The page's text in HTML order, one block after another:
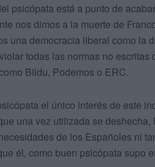
psicópata está a punto de
nos dimos a la muerte de
una democracia liberal como la
todas las normas no
Bildu, Podemos o ERC.
el único interés de este
una vez utilizada se
de los Españoles ni
él, como buen psicópata supo